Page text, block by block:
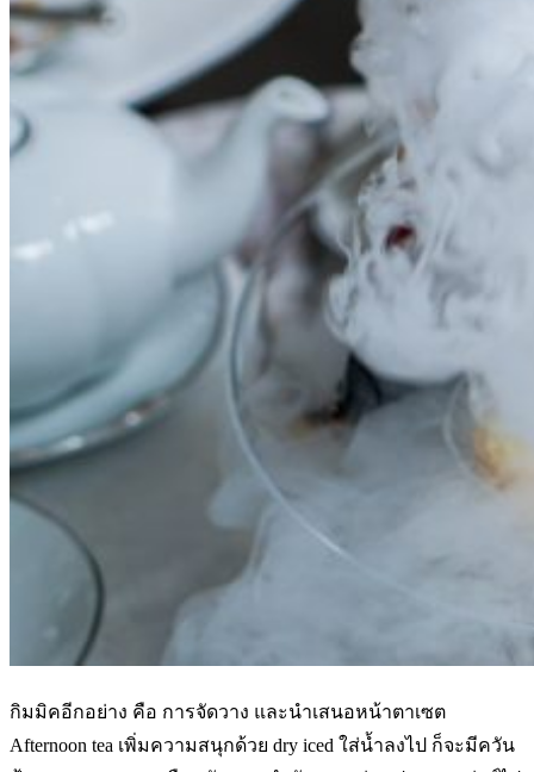
กิมมิคอีกอย่าง คือ การจัดวาง และนำเสนอหน้าตาเซต
Afternoon tea เพิ่มความสนุกด้วย dry iced ใส่น้ำลงไป ก็จะมีควัน